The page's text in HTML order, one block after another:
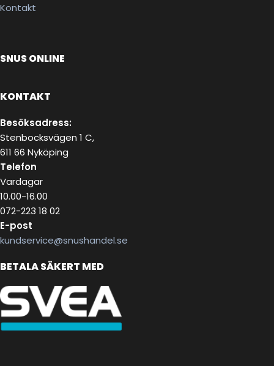
Kontakt
SNUS ONLINE
KONTAKT
Besöksadress:
Stenbocksvägen 1 C,
611 66 Nyköping
Telefon
Vardagar
10.00-16.00
072-223 18 02
E-post
kundservice@snushandel.se
BETALA SÄKERT MED